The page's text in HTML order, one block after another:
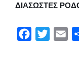
ΔΙΑΣΩΣΤΕΣ